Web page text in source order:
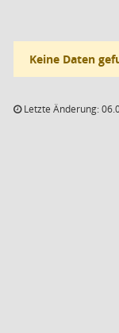
Keine Daten
Letzte Änderung: